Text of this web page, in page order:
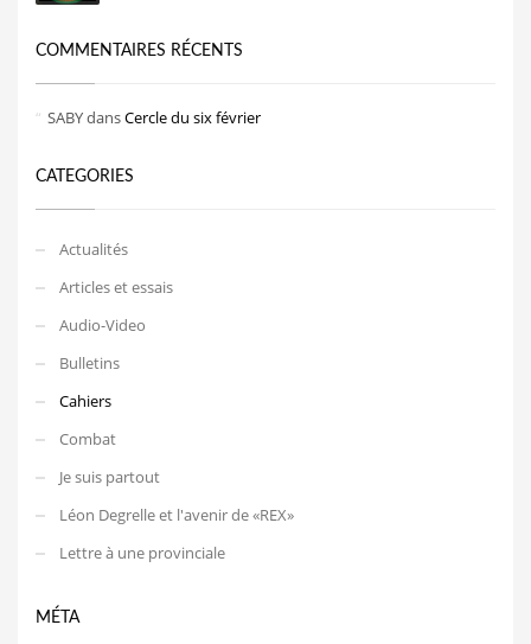
COMMENTAIRES RÉCENTS
SABYdansCercle du six février
CATEGORIES
Actualités
Articles et essais
Audio-Video
Bulletins
Cahiers
Combat
Je suis partout
Léon Degrelle et l'avenir de «REX»
Lettre à une provinciale
MÉTA